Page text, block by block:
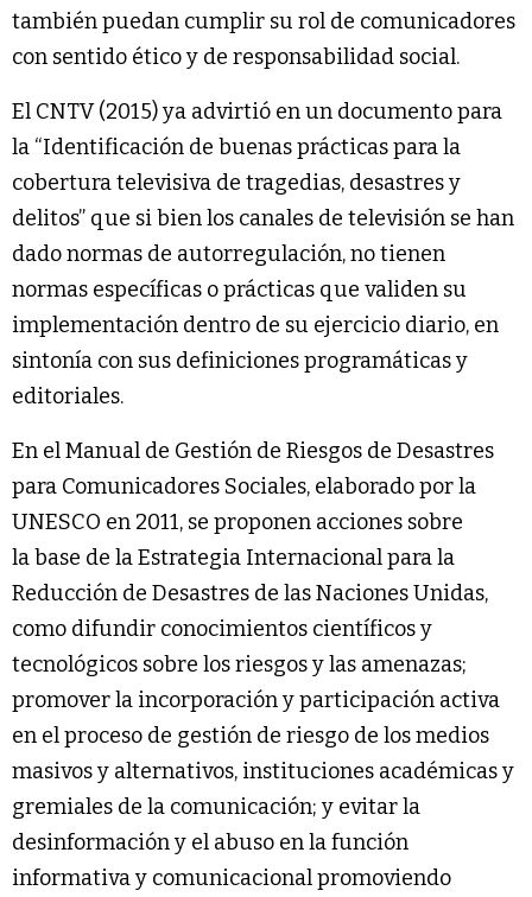
también puedan cumplir su rol de comunicadores
con sentido ético y de responsabilidad social.
El CNTV (2015) ya advirtió en un documento para
la “Identificación de buenas prácticas para la
cobertura televisiva de tragedias, desastres y
delitos” que si bien los canales de televisión se han
dado normas de autorregulación, no tienen
normas específicas o prácticas que validen su
implementación dentro de su ejercicio diario, en
sintonía con sus definiciones programáticas y
editoriales.
En el Manual de Gestión de Riesgos de Desastres
para Comunicadores Sociales, elaborado por la
UNESCO en 2011, se proponen acciones sobre
la base de la Estrategia Internacional para la
Reducción de Desastres de las Naciones Unidas,
como difundir conocimientos científicos y
tecnológicos sobre los riesgos y las amenazas;
promover la incorporación y participación activa
en el proceso de gestión de riesgo de los medios
masivos y alternativos, instituciones académicas y
gremiales de la comunicación; y evitar la
desinformación y el abuso en la función
informativa y comunicacional promoviendo